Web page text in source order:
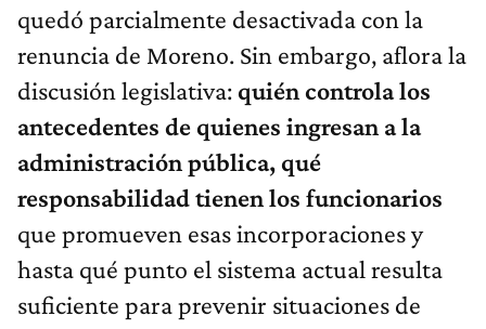
quedó parcialmente desactivada con la
renuncia de Moreno. Sin embargo, aflora la
discusión legislativa: quién controla los
antecedentes de quienes ingresan a la
administración pública, qué
responsabilidad tienen los funcionarios
que promueven esas incorporaciones y
hasta qué punto el sistema actual resulta
suficiente para prevenir situaciones de